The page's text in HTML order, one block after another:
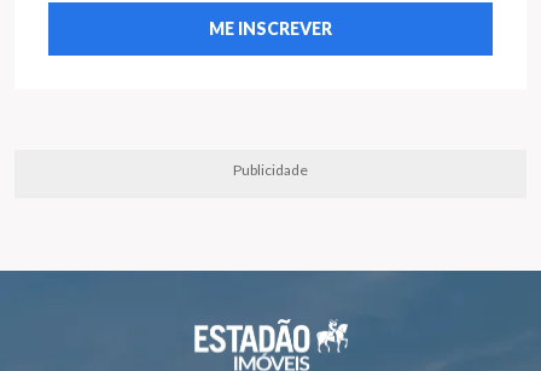
Publicidade